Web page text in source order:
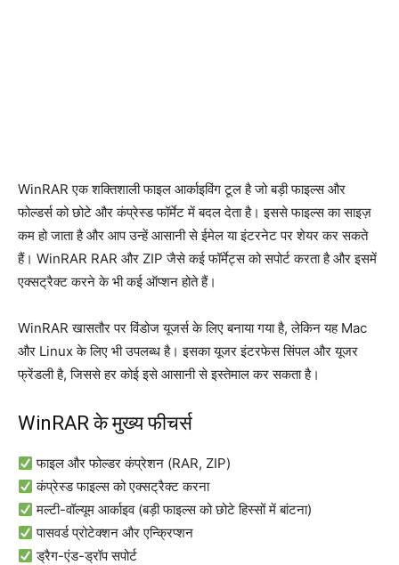
WinRAR एक शक्तिशाली फाइल आर्काइविंग टूल है जो बड़ी फाइल्स और
फोल्डर्स को छोटे और कंप्रेस्ड फॉर्मेट में बदल देता है। इससे फाइल्स का साइज़
कम हो जाता है और आप उन्हें आसानी से ईमेल या इंटरनेट पर शेयर कर सकते
हैं। WinRAR RAR और ZIP जैसे कई फॉर्मेट्स को सपोर्ट करता है और इसमें
एक्सट्रैक्ट करने के भी कई ऑप्शन होते हैं।
WinRAR खासतौर पर विंडोज यूजर्स के लिए बनाया गया है, लेकिन यह Mac
और Linux के लिए भी उपलब्ध है। इसका यूजर इंटरफेस सिंपल और यूजर
फ्रेंडली है, जिससे हर कोई इसे आसानी से इस्तेमाल कर सकता है।
WinRAR के मुख्य फीचर्स
फाइल और फोल्डर कंप्रेशन (RAR, ZIP)
कंप्रेस्ड फाइल्स को एक्सट्रैक्ट करना
मल्टी-वॉल्यूम आर्काइव (बड़ी फाइल्स को छोटे हिस्सों में बांटना)
पासवर्ड प्रोटेक्शन और एन्क्रिप्शन
ड्रैग-एंड-ड्रॉप सपोर्ट